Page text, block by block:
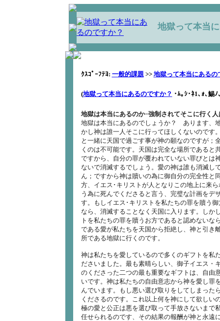
地獄って本当
ｸｽｺﾟｰﾌﾃﾖ: 一般的課題 >> 地獄って本当にあるの
(地獄って本当にあるのですか？ ･ﾑ｡ｼ･ﾈ1､ｫ､鯣ﾉ
地獄は本当にあるのか−強制されてそこに行く
地獄は本当にあるのでしょうか？ あります、
かし神は誰一人そこに行ってほしくないのです
と一緒に天国で過ごす事が神の願なのですが；
くのは不可能です。天国は完全な場所であると
ですから、自分の罪が覆われていない罪びとは
ないで消滅するでしょう。愛の神は誰も消滅し
ん；ですから神は贖いの為に御自分の完全性と
方、イエス･キリストが人となりこの地上に来
う為に死んでくださると言う、完璧な計画をデ
す。もしイエス･キリストを私たちの罪を贖う
なら、消滅することなく天国に入ります。しか
トを私たちの罪を贖うお方であると認めないな
である愛が私たちを天国から拒絶し、神と引き
所である地獄に行くのです。
神は私たちを愛しているので多くのギフトを私
ださいました。最も素晴らしい、御子イエス・
のくださった二つの最も重要なギフトは、自由
いです。神は私たちの自由意志から神を愛し罪
んでいます。もし悪い選び取りをしてしまった
くださるのです。これ以上何を神にして欲し
極の愛と公正は悪を選び取って手放さないまで
任せられるのです、その結果の報酬が神と永遠